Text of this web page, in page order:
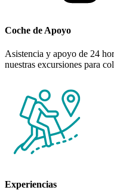
Coche de Apoyo
Asistencia y apoyo de 24
nuestras excursiones para
Experiencias